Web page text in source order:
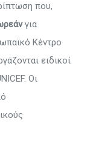
που,
για
Κέντρο
ειδικοί
Οι